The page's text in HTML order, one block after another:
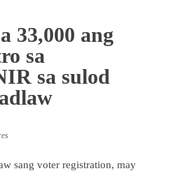
33,000 ang
sa
sa sulod
sang voter registration, may